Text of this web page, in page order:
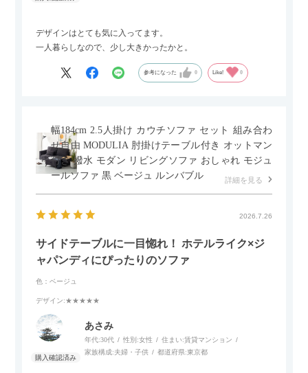
デザインはとても気に入ってます。
一人暮らしなので、少し大きかったかと。
参考になった 0 Like! 0
幅184cm 2.5人掛け カウチソファ セット 組み合わ
せ自由 MODULIA 肘掛けテーブル付き オットマン
付き 撥水 モダン リビングソファ おしゃれ モジュ
ールソファ 黒 ベージュ ルンバブル
詳細を見る
2026.7.26
サイドテーブルに一目惚れ！ ホテルライク×ジ
ャパンディにぴったりのソファ
色：ベージュ
デザイン:★★★★★
あさみ
年代:30代 性別:女性 住まい:賃貸マンション
家族構成:夫婦・子供 都道府県:東京都